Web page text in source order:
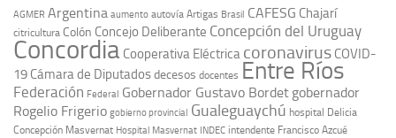
AGMER Argentina aumento autovía Artigas Brasil CAFESG Chajarí
citricultura Colón Concejo Deliberante Concepción del Uruguay
Concordia Cooperativa Eléctrica coronavirus COVID-
19 Cámara de Diputadosdecesos docentes Entre Ríos
Federación Federal Gobernador Gustavo Bordet gobernador
Rogelio Frigerio gobierno provincial Gualeguaychú hospital Delicia
Concepción Masvernat Hospital Masvernat INDEC intendente Francisco Azcué